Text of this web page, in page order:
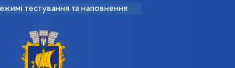
тестування та наповнення